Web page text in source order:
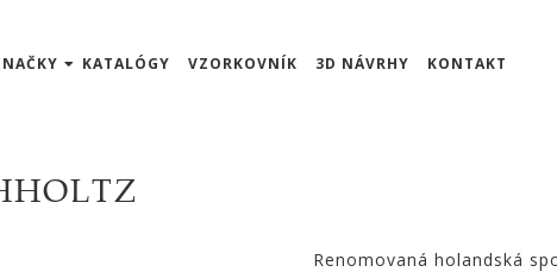
KATALÓGY VZORKOVNÍK 3D NÁVRHY KONTAKT
Renomovaná holandská